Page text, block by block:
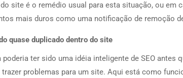
site é o remédio usual para esta situação, ou
mais duros como uma notificação de remoção
quase duplicado dentro do site
poderia ter sido uma idéia inteligente de SEO antes
problemas para um site. Aqui está como